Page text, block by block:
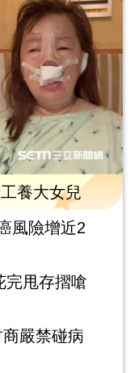
養大女兒
風險增近2
完甩存摺嗆
嚴禁碰病